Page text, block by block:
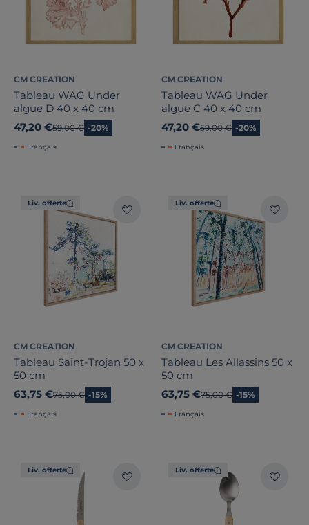
CM CREATION
Tableau WAG Under
algue D 40 x 40 cm
47,20 €Ancien prix
59,00 € -20%
Français
CM CREATION
Tableau WAG Under
algue C 40 x 40 cm
47,20 €Ancien prix
59,00 € -20%
Français
Liv. offerte
CM CREATION
Tableau Saint-Trojan 50 x
50 cm
63,75 €Ancien prix
75,00 € -15%
Français
Liv. offerte
CM CREATION
Tableau Les Allassins 50 x
50 cm
63,75 €Ancien prix
75,00 € -15%
Français
Liv. offerte Liv. offerte